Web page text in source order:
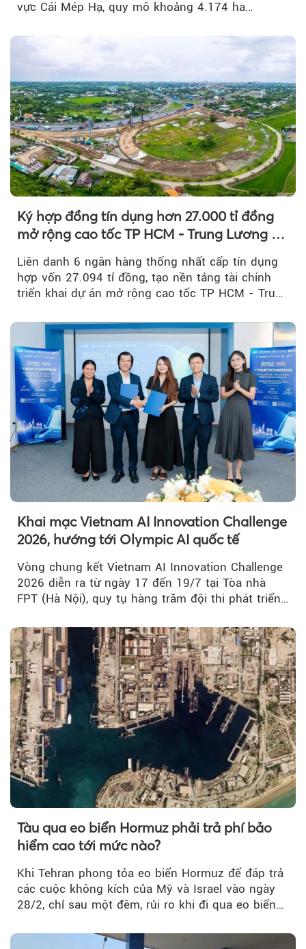
vực Cái Mép Hạ, quy mô khoảng 4.174 ha…
Ký hợp đồng tín dụng hơn 27.000 tỉ đồng
mở rộng cao tốc TP HCM - Trung Lương -
Liên danh 6 ngân hàng thống nhất cấp tín dụng
hợp vốn 27.094 tỉ đồng, tạo nền tảng tài chính
triển khai dự án mở rộng cao tốc TP HCM - Trung
kết nối TP HCM với Đồng bằng sông Cửu Long.
Khai mạc Vietnam AI Innovation Challenge
2026, hướng tới Olympic AI quốc tế
Vòng chung kết Vietnam AI Innovation Challenge
2026 diễn ra từ ngày 17 đến 19/7 tại Tòa nhà
FPT (Hà Nội), quy tụ hàng trăm đội thi phát triển
Tàu qua eo biển Hormuz phải trả phí bảo
hiểm cao tới mức nào?
Khi Tehran phong tỏa eo biển Hormuz để đáp trả
các cuộc không kích của Mỹ và Israel vào ngày
28/2, chỉ sau một đêm, rủi ro khi đi qua eo biển
theo.